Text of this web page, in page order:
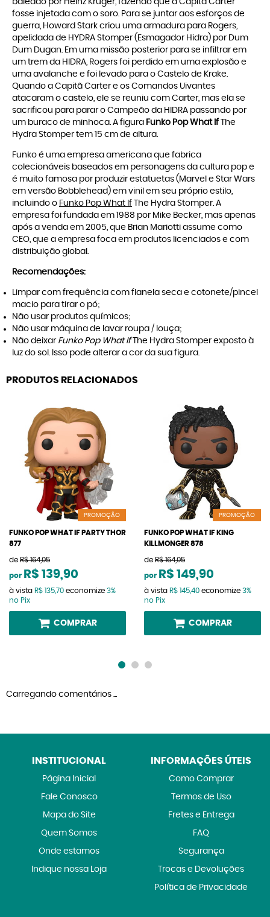
baleado por Heinz Kruger, fazendo que a Capitã Carter
fosse injetada com o soro. Para se juntar aos esforços de
guerra, Howard Stark criou uma armadura para Rogers,
apelidada de HYDRA Stomper (Esmagador Hidra) por Dum
Dum Dugan. Em uma missão posterior para se infiltrar em
um trem da HIDRA, Rogers foi perdido em uma explosão e
uma avalanche e foi levado para o Castelo de Krake.
Quando a Capitã Carter e os Comandos Uivantes
atacaram o castelo, ele se reuniu com Carter, mas ela se
sacrificou para parar o Campeão da HIDRA passando por
um buraco de minhoca. A figura Funko Pop What If The
Hydra Stomper tem 15 cm de altura.
Funko é uma empresa americana que fabrica
colecionáveis baseados em personagens da cultura pop e
é muito famosa por produzir estatuetas (Marvel e Star Wars
em versão Bobblehead) em vinil em seu próprio estilo,
incluindo o Funko Pop What If The Hydra Stomper. A
empresa foi fundada em 1988 por Mike Becker, mas apenas
após a venda em 2005, que Brian Mariotti assume como
CEO, que a empresa foca em produtos licenciados e com
distribuição global.
Recomendações:
Limpar com frequência com flanela seca e cotonete/pincel
macio para tirar o pó;
Não usar produtos químicos;
Não usar máquina de lavar roupa / louça;
Não deixar Funko Pop What If The Hydra Stomper exposto à
luz do sol. Isso pode alterar a cor da sua figura.
PRODUTOS RELACIONADOS
PROMOÇÃO
FUNKO POP WHAT IF PARTY THOR
877
de R$ 164,05
por R$ 139,90
à vista R$ 135,70 economize 3%
no Pix
COMPRAR
PROMOÇÃO
FUNKO POP WHAT IF KING
KILLMONGER 878
de R$ 164,05
por R$ 149,90
à vista R$ 145,40 economize 3%
no Pix
COMPRAR
Carregando comentários ...
INSTITUCIONAL
Página Inicial
Fale Conosco
Mapa do Site
Quem Somos
Onde estamos
Indique nossa Loja
INFORMAÇÕES ÚTEIS
Como Comprar
Termos de Uso
Fretes e Entrega
FAQ
Segurança
Trocas e Devoluções
Política de Privacidade